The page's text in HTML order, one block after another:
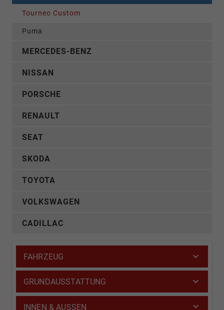
Tourneo Custom
Puma
MERCEDES-BENZ
NISSAN
PORSCHE
RENAULT
SEAT
SKODA
TOYOTA
VOLKSWAGEN
CADILLAC
FAHRZEUG
GRUNDAUSSTATTUNG
INNEN & AUSSEN